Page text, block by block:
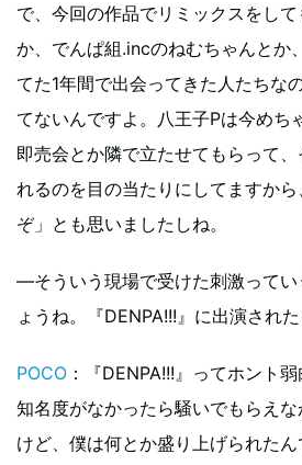
で、今回の作品でリミックスをし
か、でんぱ組.incのねむちゃんとか
てた1年間で出会ってきた人たちな
てないんですよ。八王子Pは今めち
即売会とか隣で立たせてもらって
れるのを目の当たりにしてますから
ぞ」とも思いましたしね。
―そういう現場で受けた刺激ってい
ょうね。『DENPA!!!』に出演され
POCO ：『DENPA!!!』ってホント
知名度がなかったら騒いでもらえ
けど、僕は何とか盛り上げられた